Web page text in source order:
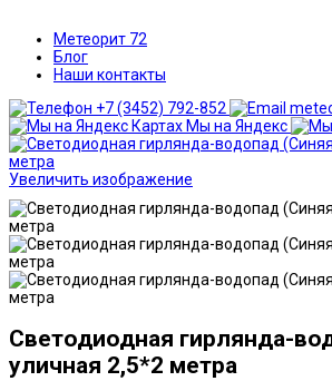
Метеорит 72
Блог
Наши контакты
+7 (3452) 792-852
Мы на Яндекс
Увеличить изображение
Светодиодная гирлянда-
уличная 2,5*2 метра